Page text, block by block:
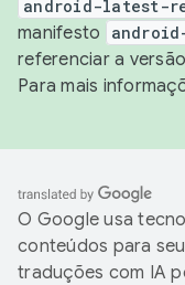
android-latest-
manifesto
referenciar a
Para mais
O Google usa
conteúdos para
traduções com IA